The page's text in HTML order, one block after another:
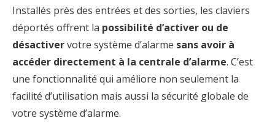
Installés près des entrées et des sorties, les claviers
déportés offrent la possibilité d’activer ou de
désactivervotre système d’alarme sans avoir à
accéder directement à la centrale d’alarme. C’est
une fonctionnalité qui améliore non seulement la
facilité d’utilisation mais aussi la sécurité globale de
votre système d’alarme.